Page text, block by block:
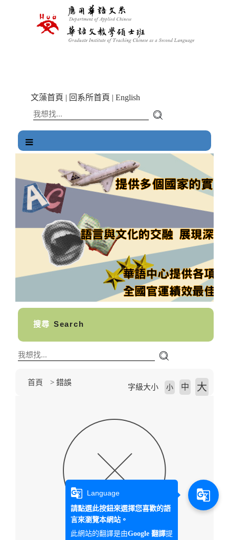
文藻首頁 | 回系所首頁 | English
搜尋 Search
首頁 錯誤
字級大小 小 中 大
g_translate Language
請點選此按鈕來選擇您喜歡的語
言來瀏覽本網站。
此網站的翻譯是由Google 翻譯提
g_translate